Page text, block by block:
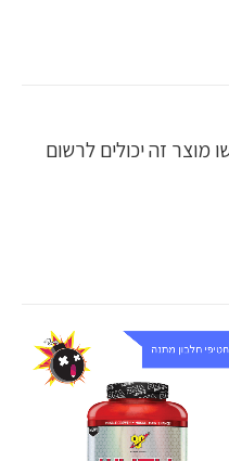
זה יכולים לרשום